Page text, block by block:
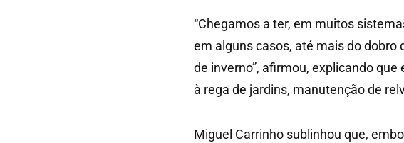
“Chegamos a ter, em muitos
em alguns casos, até mais do dobro
de inverno”, afirmou, explicando
à rega de jardins, manutenção de
Miguel Carrinho sublinhou que,